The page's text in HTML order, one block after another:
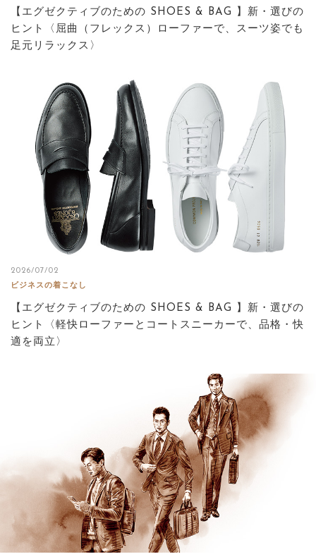
【エグゼクティブのための SHOES & BAG 】新・選びの
ヒント〈屈曲（フレックス）ローファーで、スーツ姿でも
足元リラックス〉
2026/07/02
ビジネスの着こなし
【エグゼクティブのための SHOES & BAG 】新・選びの
ヒント〈軽快ローファーとコートスニーカーで、品格・快
適を両立〉